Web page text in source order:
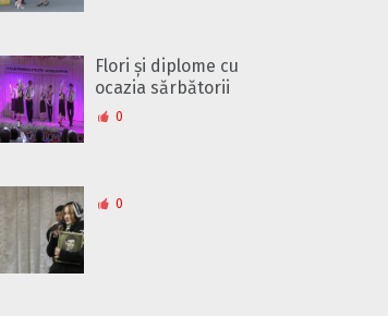
Flori și diplome cu
ocazia sărbătorii
0
0